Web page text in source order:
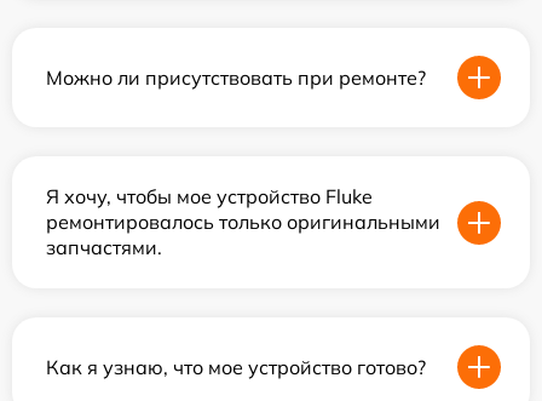
Можно ли присутствовать при ремонте?
Я хочу, чтобы мое устройство Fluke
ремонтировалось только оригинальными
запчастями.
Как я узнаю, что мое устройство готово?